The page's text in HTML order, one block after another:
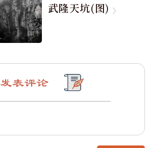
武隆天坑(图)
发表评论